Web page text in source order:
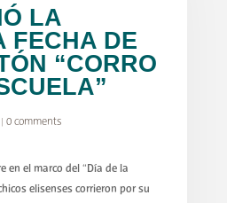
LA
FECHA DE
“CORRO
0 comments
en el marco del “Día de la
elisenses corrieron por su